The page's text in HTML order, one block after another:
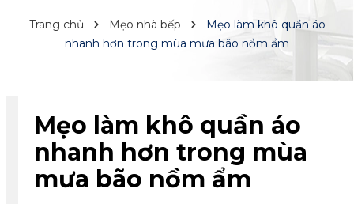
Trang chủ Mẹo nhà bếp
Mẹo làm khô quần áo
nhanh hơn trong mùa mưa bão nồm ẩm
Mẹo làm khô quần áo
nhanh hơn trong mùa
mưa bão nồm ẩm